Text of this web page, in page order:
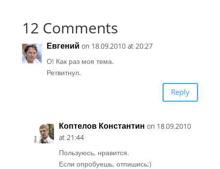
12 Comments
Евгений on 18.09.2010 at 20:27
О! Как раз моя тема.
Ретвитнул.
Reply
Коптелов Константин on 18.09.2010
at 21:44
Пользуюсь, нравится.
Если опробуешь, отпишись;)